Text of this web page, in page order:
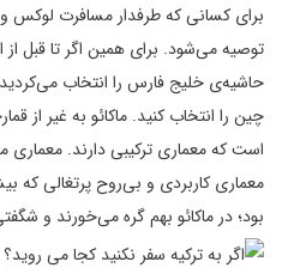
برای کسانی که طرفدار مسافرت
توصیه می‌شود. برای همین اگر تا قبل
حاشیه‌ی خلیج فارس را انتخاب
چین را انتخاب کنید. ماکائو به غیر از
است که معماری ترکیبی دارند. معماری
معماری کاربردی و بی‌روح پرتغالی که
بود؛ در ماکائو بهم گره می‌خورند و